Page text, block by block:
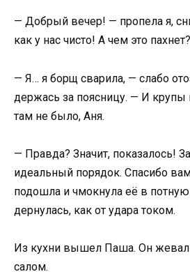
— Добрый вечер! — пропела я,
как у нас чисто! А чем это пахнет?
— Я… я борщ сварила, — слабо
держась за поясницу. — И крупы
там не было, Аня.
— Правда? Значит, показалось!
идеальный порядок. Спасибо
подошла и чмокнула её в
дернулась, как от удара током.
Из кухни вышел Паша. Он жевал
салом.